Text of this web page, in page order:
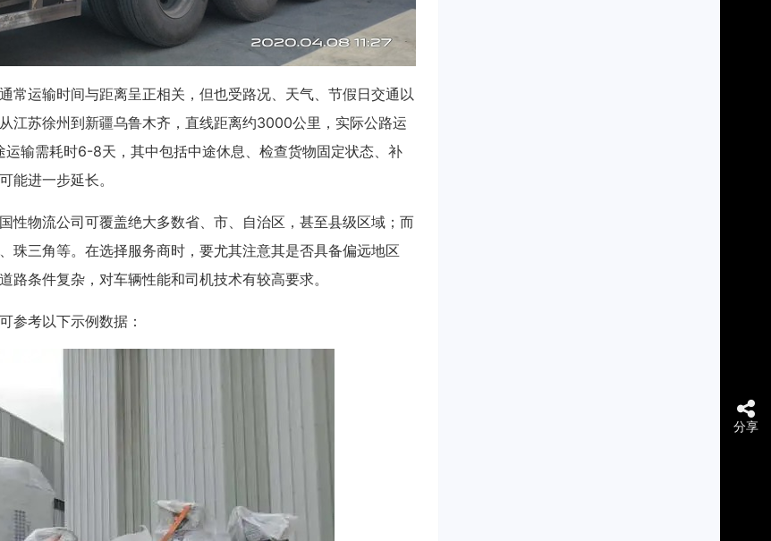
常运输时间与距离呈正相关，但也受路况、天气、节假日交通以
江苏徐州到新疆乌鲁木齐，直线距离约3000公里，实际公路运
输需耗时6-8天，其中包括中途休息、检查货物固定状态、补
能进一步延长。
性物流公司可覆盖绝大多数省、市、自治区，甚至县级区域；而
珠三角等。在选择服务商时，要尤其注意其是否具备偏远地区
路条件复杂，对车辆性能和司机技术有较高要求。
参考以下示例数据：
分享